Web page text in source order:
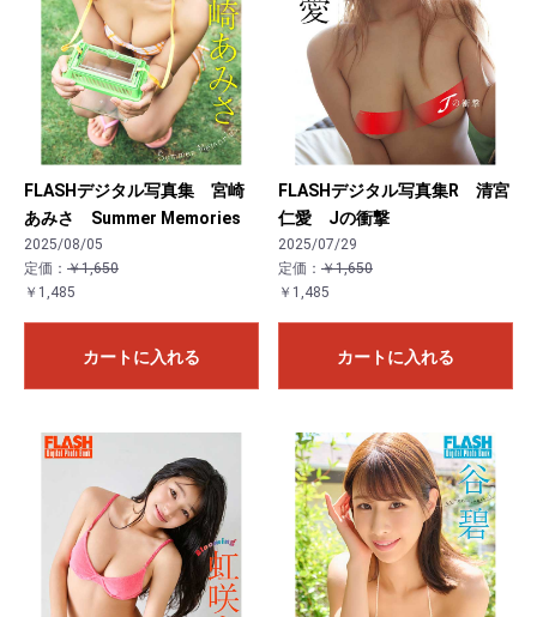
FLASHデジタル写真集 宮崎
あみさ Summer Memories
2025/08/05
定価： ￥1,650
￥1,485
カートに入れる
FLASHデジタル写真集R 清宮
仁愛 Jの衝撃
2025/07/29
定価： ￥1,650
￥1,485
カートに入れる